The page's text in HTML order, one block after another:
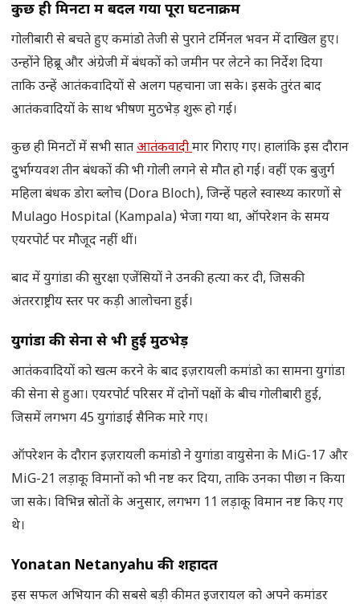
कुछ ही मिनटों में बदल गया पूरा घटनाक्रम
गोलीबारी से बचते हुए कमांडो तेजी से पुराने टर्मिनल भवन में दाखिल हुए।
उन्होंने हिब्रू और अंग्रेजी में बंधकों को जमीन पर लेटने का निर्देश दिया
ताकि उन्हें आतंकवादियों से अलग पहचाना जा सके। इसके तुरंत बाद
आतंकवादियों के साथ भीषण मुठभेड़ शुरू हो गई।
कुछ ही मिनटों में सभी सातआतंकवादीमार गिराए गए। हालांकि इस दौरान
दुर्भाग्यवश तीन बंधकों की भी गोली लगने से मौत हो गई। वहीं एक बुजुर्ग
महिला बंधक डोरा ब्लोच (Dora Bloch), जिन्हें पहले स्वास्थ्य कारणों से
Mulago Hospital (Kampala) भेजा गया था, ऑपरेशन के समय
एयरपोर्ट पर मौजूद नहीं थीं।
बाद में युगांडा की सुरक्षा एजेंसियों ने उनकी हत्या कर दी, जिसकी
अंतरराष्ट्रीय स्तर पर कड़ी आलोचना हुई।
युगांडा की सेना से भी हुई मुठभेड़
आतंकवादियों को खत्म करने के बाद इज़रायली कमांडो का सामना युगांडा
की सेना से हुआ। एयरपोर्ट परिसर में दोनों पक्षों के बीच गोलीबारी हुई,
जिसमें लगभग 45 युगांडाई सैनिक मारे गए।
ऑपरेशन के दौरान इज़रायली कमांडो ने युगांडा वायुसेना के MiG-17 और
MiG-21 लड़ाकू विमानों को भी नष्ट कर दिया, ताकि उनका पीछा न किया
जा सके। विभिन्न स्रोतों के अनुसार, लगभग 11 लड़ाकू विमान नष्ट किए गए
थे।
Yonatan Netanyahu की शहादत
इस सफल अभियान की सबसे बड़ी कीमत इजरायल को अपने कमांडर